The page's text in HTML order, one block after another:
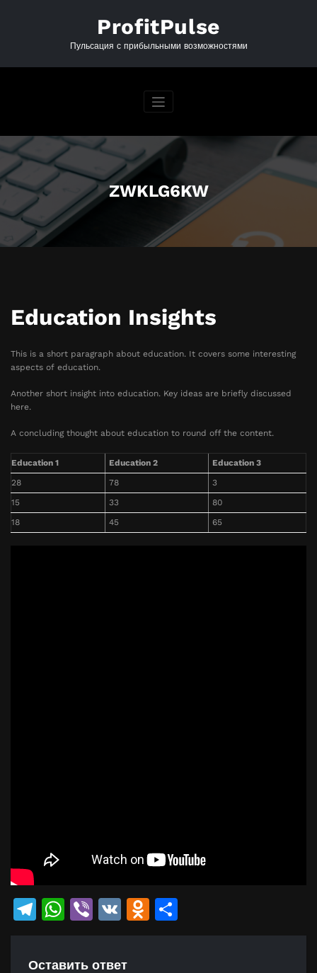
ProfitPulse
Пульсация с прибыльными возможностями
ZWKLG6KW
Education Insights
This is a short paragraph about education. It covers some interesting
aspects of education.
Another short insight into education. Key ideas are briefly discussed
here.
A concluding thought about education to round off the content.
Education 1 Education 2
Education 3
28
78
3
15
33
80
18
45 65
Telegram
WhatsApp
Viber
VK Odnoklassniki
Оставить ответ